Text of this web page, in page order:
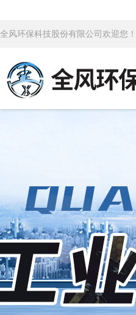
全风环保科技股份有限公司欢迎您！